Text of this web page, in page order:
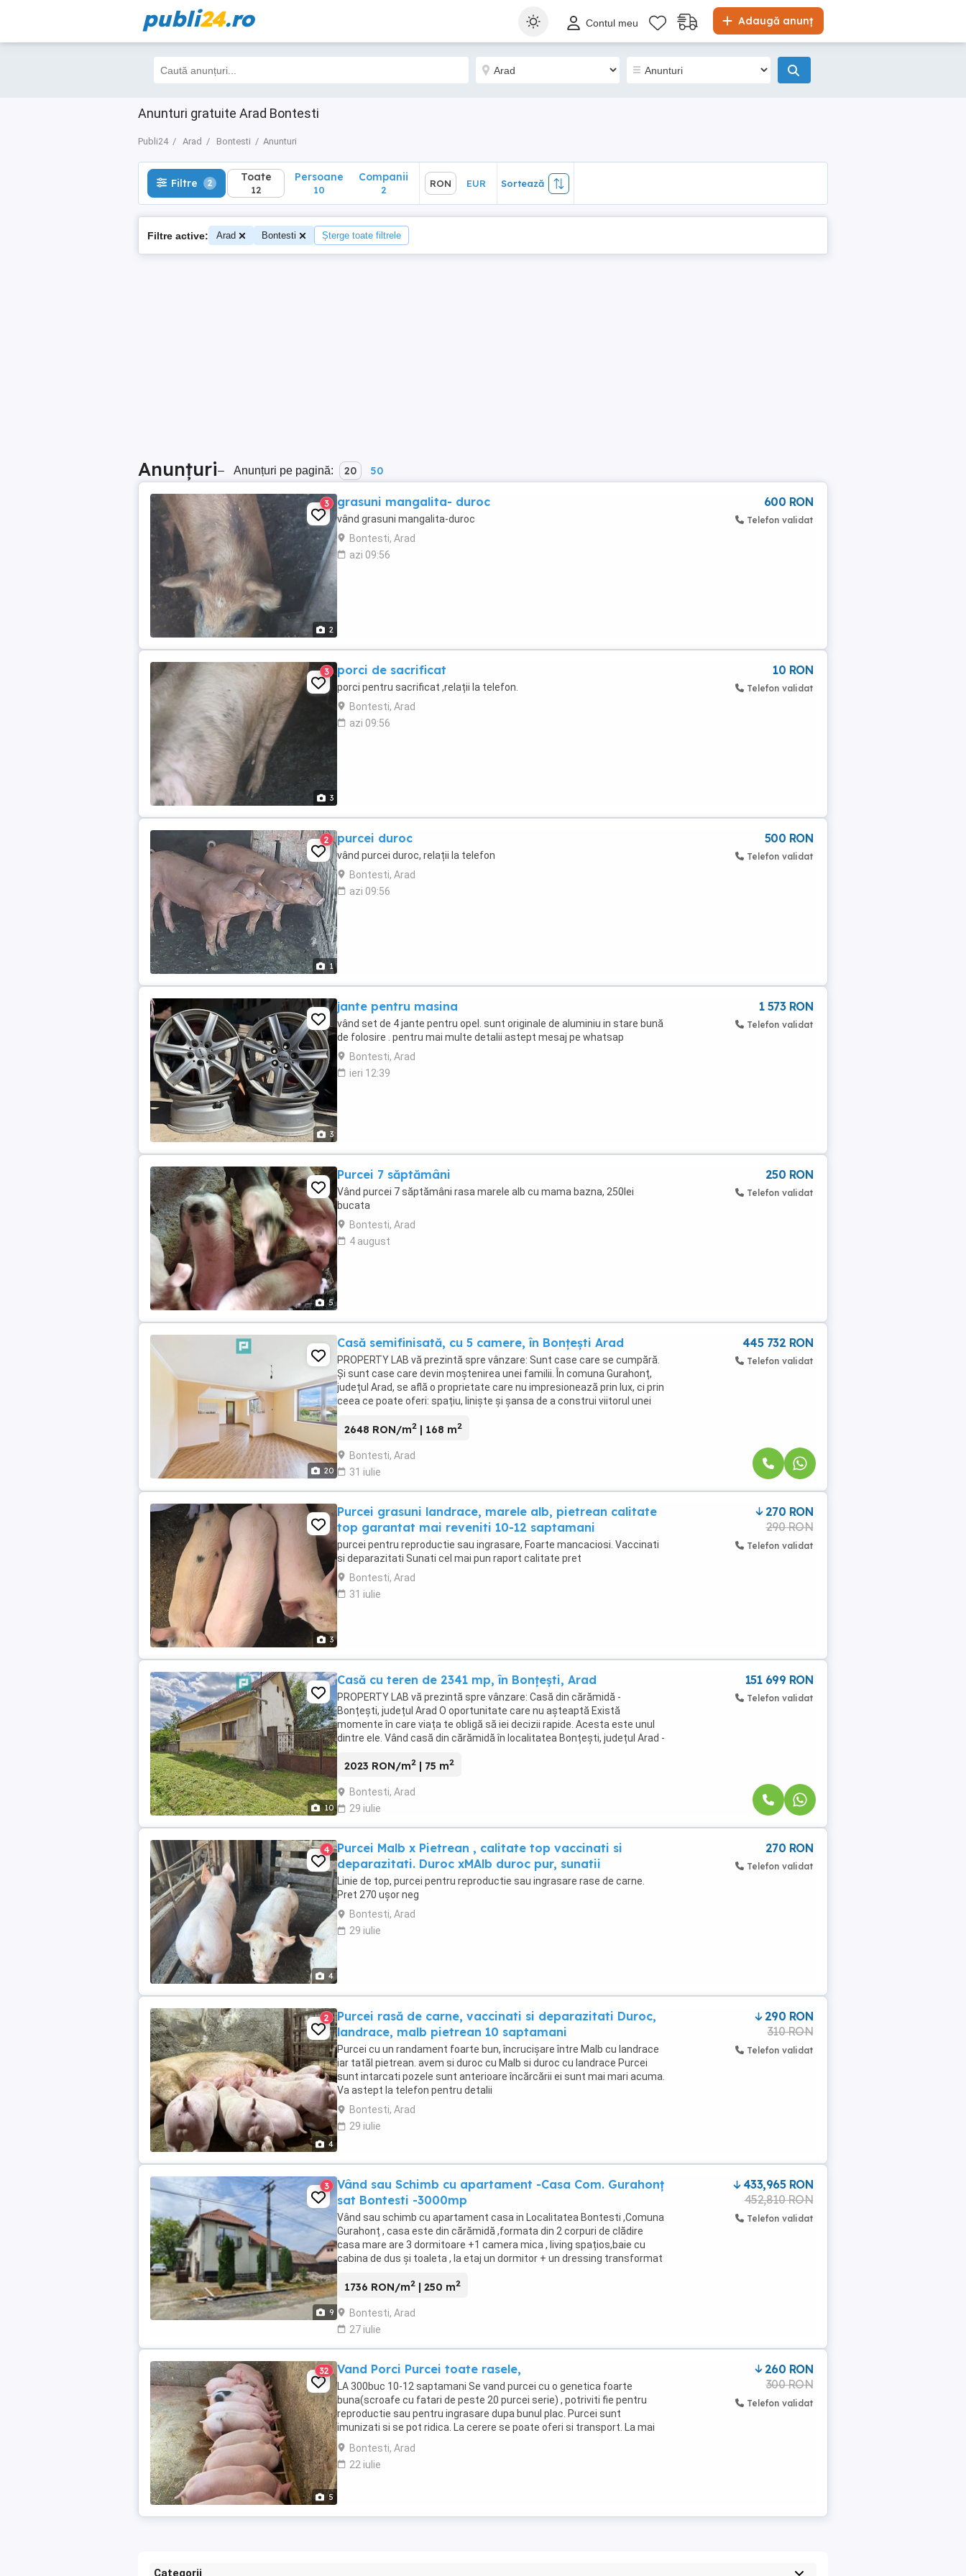
publi24.ro Adaugă anunț
Contul meu
Anunturi gratuite Arad Bontesti
Publi24 Arad Bontesti Anunturi
Filtre 2 Toate
12
Sortează
Filtre 2 Toate
12
Persoane
10
Companii
2
RON EUR Sortează
Filtre active: Arad Bontesti Șterge toate filtrele
Anunțuri– Anunțuri pe pagină: 20 50
2
3 grasuni mangalita- duroc
vând grasuni mangalita-duroc
Bontesti, Arad
azi 09:56
600 RON
Telefon validat
3
3 porci de sacrificat
porci pentru sacrificat ,relații la telefon.
Bontesti, Arad
azi 09:56
10 RON
Telefon validat
1
2 purcei duroc
vând purcei duroc, relații la telefon
Bontesti, Arad
azi 09:56
500 RON
Telefon validat
3
jante pentru masina
vând set de 4 jante pentru opel. sunt originale de aluminiu in stare bună
de folosire . pentru mai multe detalii astept mesaj pe whatsap
Bontesti, Arad
ieri 12:39
1 573 RON
Telefon validat
5
Purcei 7 săptămâni
Vând purcei 7 săptămâni rasa marele alb cu mama bazna, 250lei
bucata
Bontesti, Arad
4 august
250 RON
Telefon validat
20
Casă semifinisată, cu 5 camere, în Bonțești Arad
PROPERTY LAB vă prezintă spre vânzare: Sunt case care se cumpără.
Și sunt case care devin moștenirea unei familii. În comuna Gurahonț,
județul Arad, se află o proprietate care nu impresionează prin lux, ci prin
ceea ce poate oferi: spațiu, liniște și șansa de a construi viitorul unei
2648 RON/m2 | 168 m2
Bontesti, Arad
31 iulie
445 732 RON
Telefon validat
3
Purcei grasuni landrace, marele alb, pietrean calitate
top garantat mai reveniti 10-12 saptamani
purcei pentru reproductie sau ingrasare, Foarte mancaciosi. Vaccinati
si deparazitati Sunati cel mai pun raport calitate pret
Bontesti, Arad
31 iulie
270 RON
290 RON
Telefon validat
10
Casă cu teren de 2341 mp, în Bonțești, Arad
PROPERTY LAB vă prezintă spre vânzare: Casă din cărămidă -
Bonțești, județul Arad O oportunitate care nu așteaptă Există
momente în care viața te obligă să iei decizii rapide. Acesta este unul
dintre ele. Vând casă din cărămidă în localitatea Bonțești, județul Arad -
2023 RON/m2 | 75 m2
Bontesti, Arad
29 iulie
151 699 RON
Telefon validat
4
4
Purcei Malb x Pietrean , calitate top vaccinati si
deparazitati. Duroc xMAlb duroc pur, sunatii
Linie de top, purcei pentru reproductie sau ingrasare rase de carne.
Pret 270 ușor neg
Bontesti, Arad
29 iulie
270 RON
Telefon validat
4
2
Purcei rasă de carne, vaccinati si deparazitati Duroc,
landrace, malb pietrean 10 saptamani
Purcei cu un randament foarte bun, încrucișare între Malb cu landrace
iar tatăl pietrean. avem si duroc cu Malb si duroc cu landrace Purcei
sunt intarcati pozele sunt anterioare încărcării ei sunt mai mari acuma.
Va astept la telefon pentru detalii
Bontesti, Arad
29 iulie
290 RON
310 RON
Telefon validat
9
3
Vând sau Schimb cu apartament -Casa Com. Gurahonț
sat Bontesti -3000mp
Vând sau schimb cu apartament casa in Localitatea Bontesti ,Comuna
Gurahonț , casa este din cărămidă ,formata din 2 corpuri de clădire
casa mare are 3 dormitoare +1 camera mica , living spațios,baie cu
cabina de dus și toaleta , la etaj un dormitor + un dressing transformat
1736 RON/m2 | 250 m2
Bontesti, Arad
27 iulie
433,965 RON
452,810 RON
Telefon validat
5
32 Vand Porci Purcei toate rasele,
LA 300buc 10-12 saptamani Se vand purcei cu o genetica foarte
buna(scroafe cu fatari de peste 20 purcei serie) , potriviti fie pentru
reproductie sau pentru ingrasare dupa bunul plac. Purcei sunt
imunizati si se pot ridica. La cerere se poate oferi si transport. La mai
multe bucati se negociaza Va ...
Bontesti, Arad
22 iulie
260 RON
300 RON
Telefon validat
Categorii